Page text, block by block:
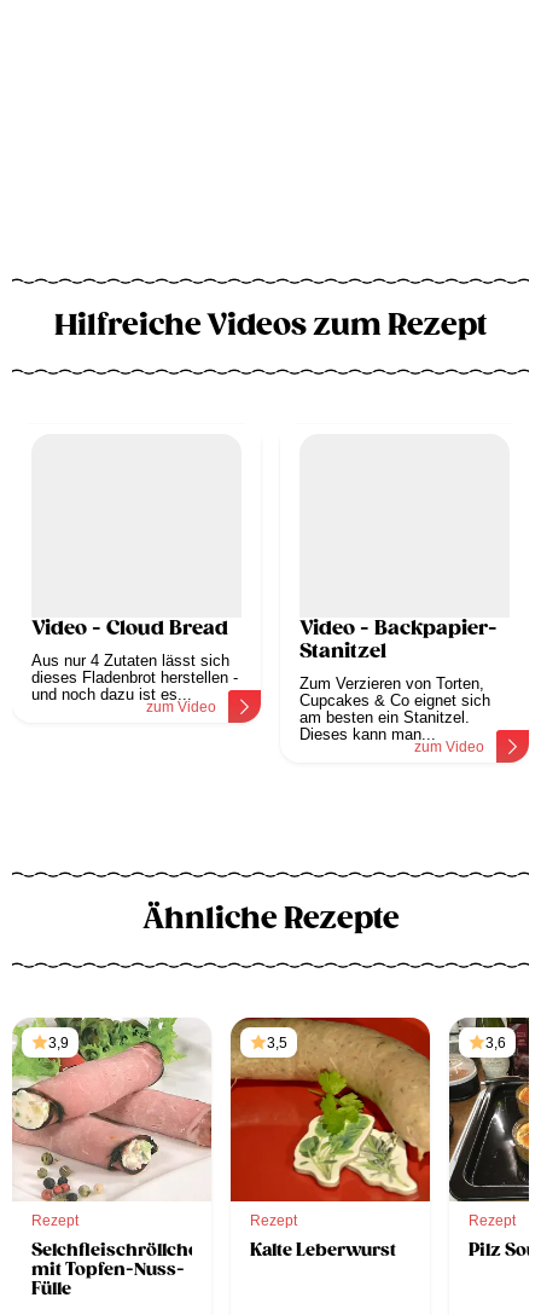
Hilfreiche Videos zum Rezept
Video - Cloud Bread
Aus nur 4 Zutaten lässt sich
dieses Fladenbrot herstellen -
und noch dazu ist es...
zum Video
Video - Backpapier-
Stanitzel
Zum Verzieren von Torten,
Cupcakes & Co eignet sich
am besten ein Stanitzel.
Dieses kann man...
zum Video
Ähnliche Rezepte
3,9
Rezept
Selchfleischröllchen
mit Topfen-Nuss-
Fülle
3,5
Rezept
Kalte Leberwurst
3,6
Rezept
Pilz